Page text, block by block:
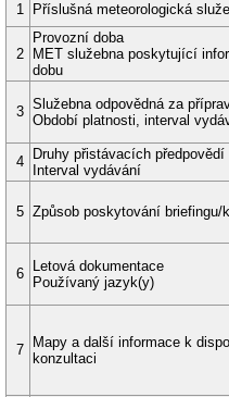
1 Příslušná meteorologická
2
Provozní doba
MET služebna poskytující
dobu
3 Služebna odpovědná za
Období platnosti, interval
4
Druhy přistávacích předpovědí
Interval vydávání
5 Způsob poskytování briefingu/
6
Letová dokumentace
Používaný jazyk(y)
7
Mapy a další informace k
konzultaci